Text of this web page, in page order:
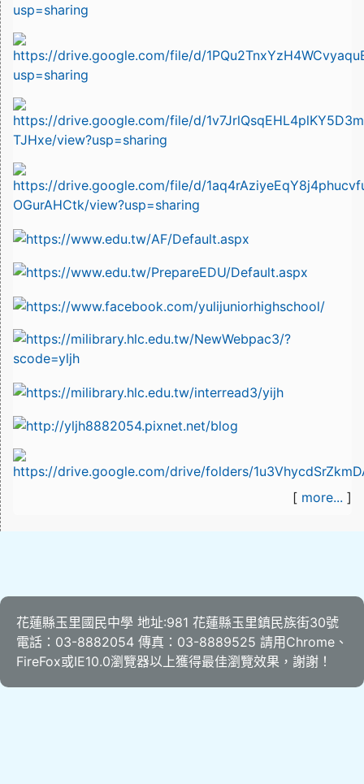
[ more... ]
花蓮縣玉里國民中學 地址:981 花蓮縣玉里鎮民族街30號
電話：03-8882054 傳真：03-8889525 請用 Chrome 、
FireFox或IE10.0瀏覽器以上獲得最佳瀏覽效果，謝謝！